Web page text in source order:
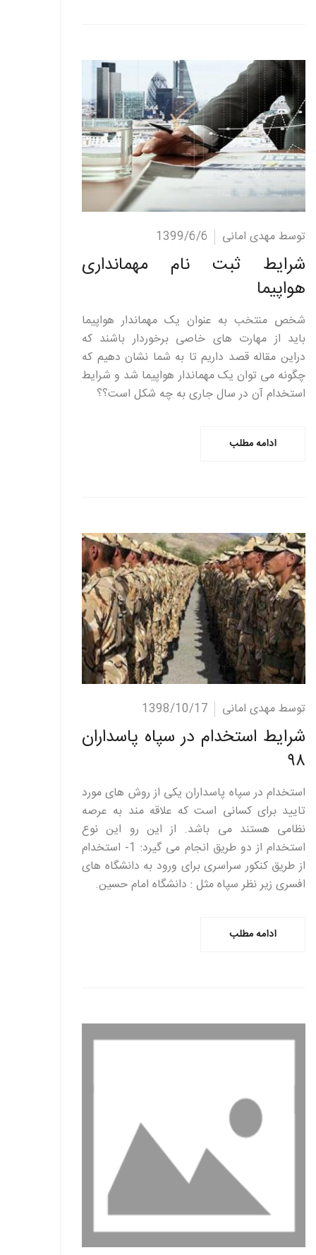
توسط مهدی امانی 1399/6/6
شرایط ثبت نام مهمانداری
هواپیما
شخص منتخب به عنوان یک مهماندار هواپیما
باید از مهارت های خاصی برخوردار باشند که
دراین مقاله قصد داریم تا به شما نشان دهیم که
چگونه می توان یک مهماندار هواپیما شد و شرایط
استخدام آن در سال جاری به چه شکل است؟؟
ادامه مطلب
ادامه مطلب توسط مهدی امانی 1398/10/17
شرایط استخدام در سپاه پاسداران
۹۸
استخدام در سپاه پاسداران یکی از روش های مورد
تایید برای کسانی است که علاقه مند به عرصه
نظامی هستند می باشد. از این رو این نوع
استخدام از دو طریق انجام می گیرد: 1- استخدام
از طریق کنکور سراسری برای ورود به دانشگاه های
افسری زیر نظر سپاه مثل : دانشگاه امام حسین.
ادامه مطلب